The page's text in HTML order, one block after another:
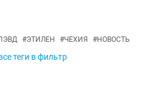
#ЭТИЛЕН #ЧЕХИЯ #НОВОСТЬ
теги в фильтр